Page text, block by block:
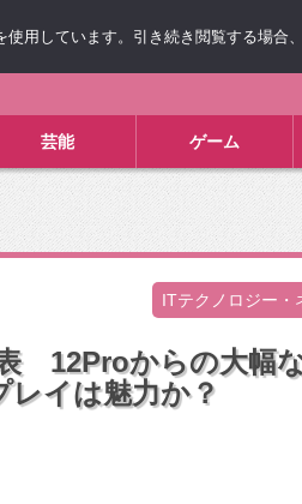
芸能 ゲーム
ITテクノロジー・
12Proからの大幅
イは魅力か？
用しています。引き続き閲覧する場合